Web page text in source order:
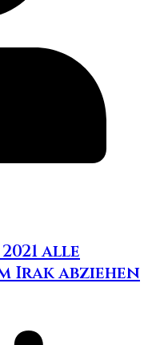
alle
Irak abziehen